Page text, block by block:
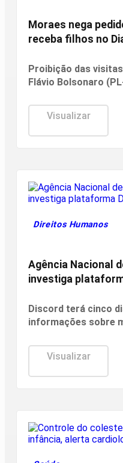
Moraes nega
receba filhos no
Proibição das
Flávio Bolsonaro
publicado nas redes
manuscrita assinada
Visualizar
Direitos Humanos
Agência Nacional
investiga
Discord terá cinco
informações sobre
contra crianças e
ANPD, em nota.
Visualizar